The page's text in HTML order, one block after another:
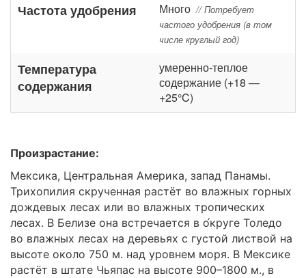
Частота удобрения Много // Потребует
частого удобрения (в том
числе круглый год)
Температура
содержания
умеренно-теплое
содержание (+18 —
+25°C)
Произрастание:
Мексика, Центральная Америка, запад Панамы.
Трихопилия скрученная растёт во влажных горных
дождевых лесах или во влажных тропических
лесах. В Белизе она встречается в о́круге Толедо
во влажных лесах на деревьях с густой листвой на
высоте около 750 м. над уровнем моря. В Мексике
растёт в штате Чьяпас на высоте 900–1800 м., в